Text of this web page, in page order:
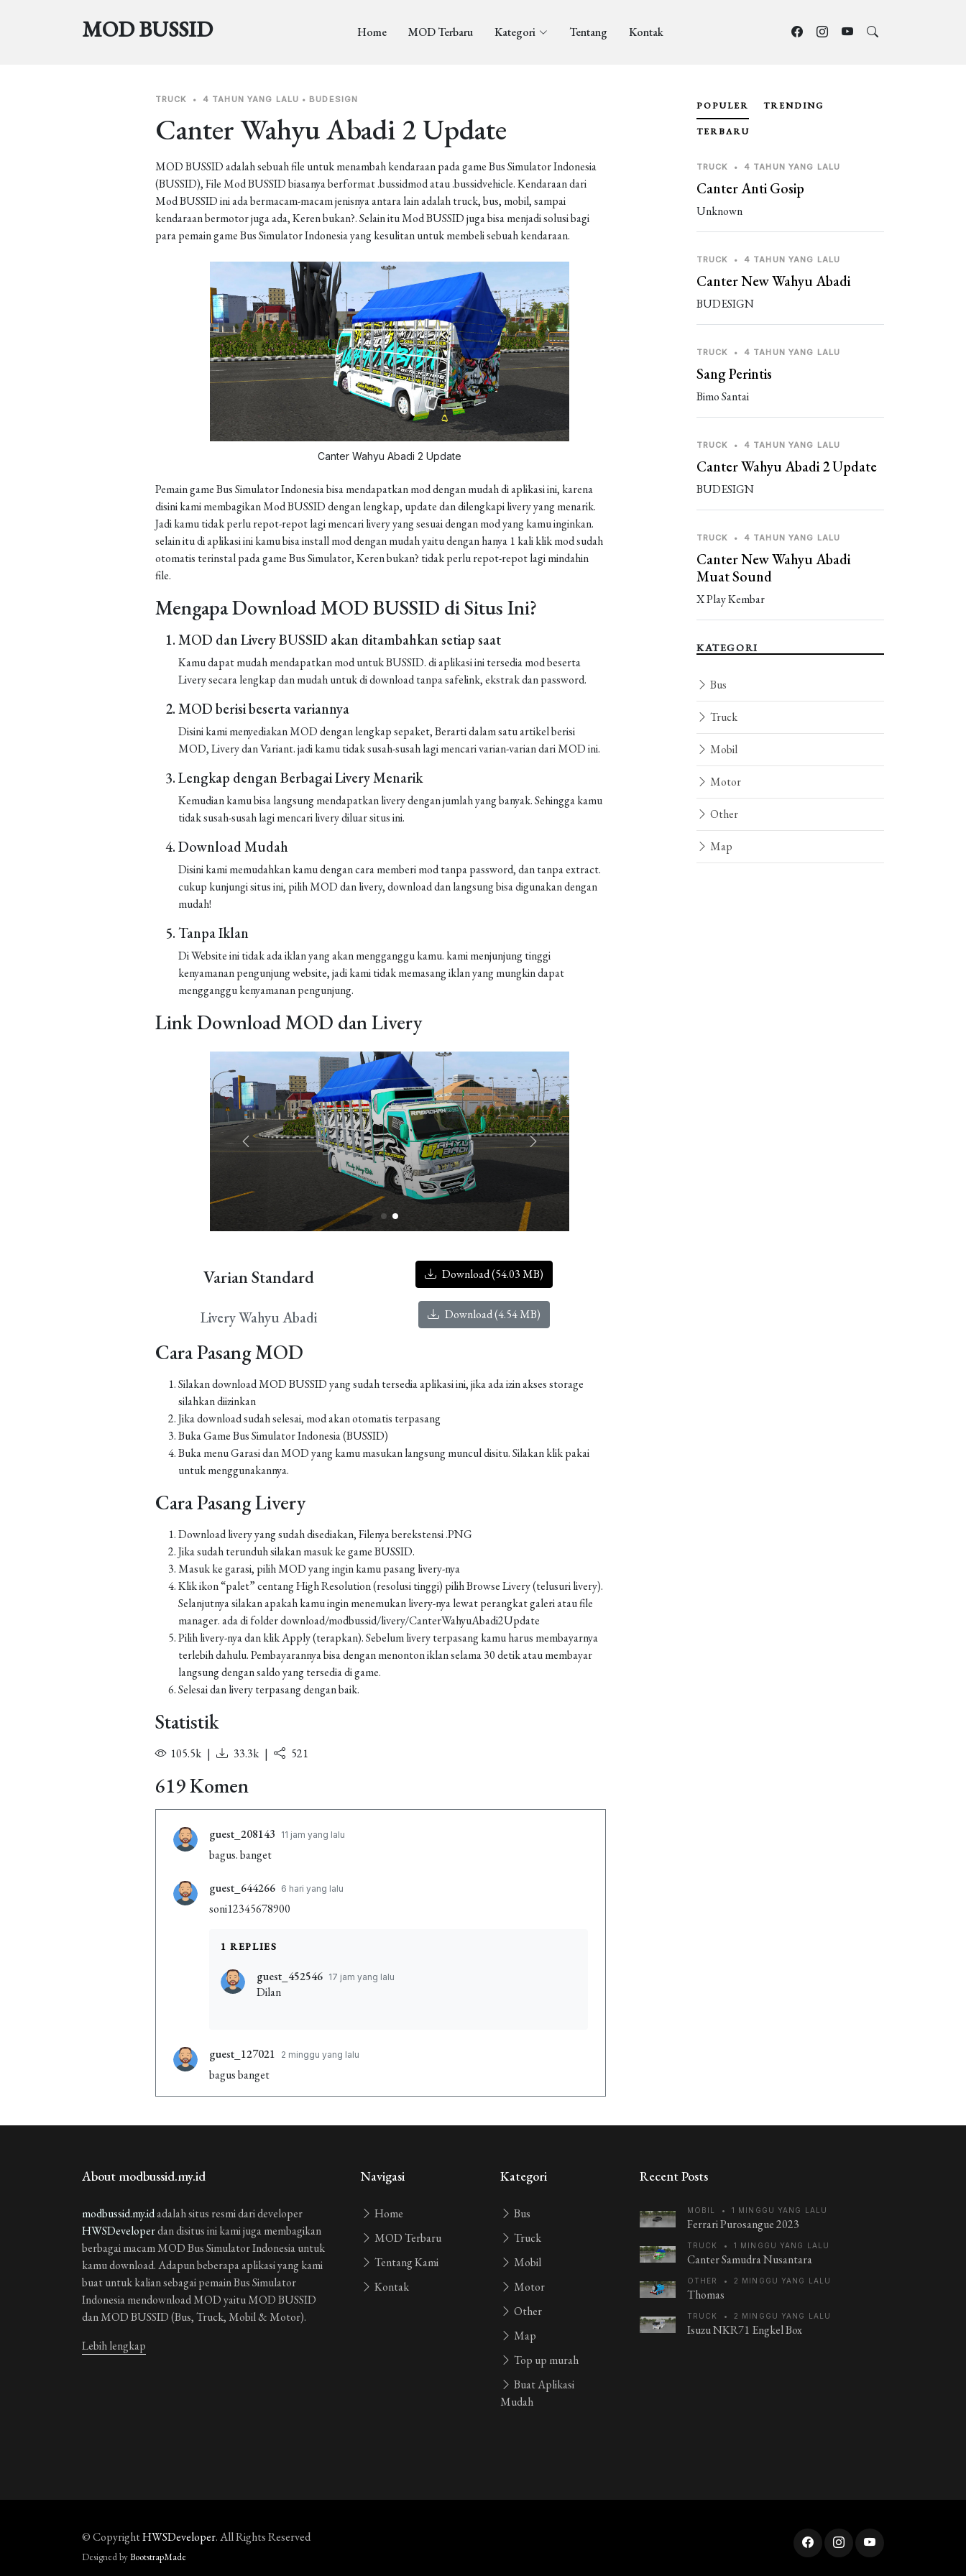
MOD BUSSID Home MOD Terbaru Kategori Tentang Kontak
TRUCK • 4 TAHUN YANG LALU • BUDESIGN
Canter Wahyu Abadi 2 Update
MOD BUSSID adalah sebuah file untuk menambah kendaraan pada game Bus Simulator Indonesia
(BUSSID), File Mod BUSSID biasanya berformat .bussidmod atau .bussidvehicle. Kendaraan dari
Mod BUSSID ini ada bermacam-macam jenisnya antara lain adalah truck, bus, mobil, sampai
kendaraan bermotor juga ada, Keren bukan?. Selain itu Mod BUSSID juga bisa menjadi solusi bagi
para pemain game Bus Simulator Indonesia yang kesulitan untuk membeli sebuah kendaraan.
Canter Wahyu Abadi 2 Update
Pemain game Bus Simulator Indonesia bisa mendapatkan mod dengan mudah di aplikasi ini, karena
disini kami membagikan Mod BUSSID dengan lengkap, update dan dilengkapi livery yang menarik.
Jadi kamu tidak perlu repot-repot lagi mencari livery yang sesuai dengan mod yang kamu inginkan.
selain itu di aplikasi ini kamu bisa install mod dengan mudah yaitu dengan hanya 1 kali klik mod sudah
otomatis terinstal pada game Bus Simulator, Keren bukan? tidak perlu repot-repot lagi mindahin
file.
Mengapa Download MOD BUSSID di Situs Ini?
MOD dan Livery BUSSID akan ditambahkan setiap saat
Kamu dapat mudah mendapatkan mod untuk BUSSID. di aplikasi ini tersedia mod beserta
Livery secara lengkap dan mudah untuk di download tanpa safelink, ekstrak dan password.
MOD berisi beserta variannya
Disini kami menyediakan MOD dengan lengkap sepaket, Berarti dalam satu artikel berisi
MOD, Livery dan Variant. jadi kamu tidak susah-susah lagi mencari varian-varian dari MOD ini.
Lengkap dengan Berbagai Livery Menarik
Kemudian kamu bisa langsung mendapatkan livery dengan jumlah yang banyak. Sehingga kamu
tidak susah-susah lagi mencari livery diluar situs ini.
Download Mudah
Disini kami memudahkan kamu dengan cara memberi mod tanpa password, dan tanpa extract.
cukup kunjungi situs ini, pilih MOD dan livery, download dan langsung bisa digunakan dengan
mudah!
Tanpa Iklan
Di Website ini tidak ada iklan yang akan mengganggu kamu. kami menjunjung tinggi
kenyamanan pengunjung website, jadi kami tidak memasang iklan yang mungkin dapat
mengganggu kenyamanan pengunjung.
Link Download MOD dan Livery
Varian Standard Download (54.03 MB)
Livery Wahyu Abadi Download (4.54 MB)
Cara Pasang MOD
Silakan download MOD BUSSID yang sudah tersedia aplikasi ini, jika ada izin akses storage
silahkan diizinkan
Jika download sudah selesai, mod akan otomatis terpasang
Buka Game Bus Simulator Indonesia (BUSSID)
Buka menu Garasi dan MOD yang kamu masukan langsung muncul disitu. Silakan klik pakai
untuk menggunakannya.
Cara Pasang Livery
Download livery yang sudah disediakan, Filenya berekstensi .PNG
Jika sudah terunduh silakan masuk ke game BUSSID.
Masuk ke garasi, pilih MOD yang ingin kamu pasang livery-nya
Klik ikon “palet” centang High Resolution (resolusi tinggi) pilih Browse Livery (telusuri livery).
Selanjutnya silakan apakah kamu ingin menemukan livery-nya lewat perangkat galeri atau file
manager. ada di folder download/modbussid/livery/CanterWahyuAbadi2Update
Pilih livery-nya dan klik Apply (terapkan). Sebelum livery terpasang kamu harus membayarnya
terlebih dahulu. Pembayarannya bisa dengan menonton iklan selama 30 detik atau membayar
langsung dengan saldo yang tersedia di game.
Selesai dan livery terpasang dengan baik.
Statistik
105.5k | 33.3k | 521
619 Komen
guest_208143 11 jam yang lalu
bagus. banget
guest_644266 6 hari yang lalu
soni12345678900
1 REPLIES
guest_452546 17 jam yang lalu
Dilan
guest_127021 2 minggu yang lalu
bagus banget
bagus. banget
guest_614237 3 minggu yang lalu
Balas
guest_807424 3 minggu yang lalu
bagus banget
guest_818623 3 minggu yang lalu
guest_659085 4 minggu yang lalu
POPULER TRENDING
TERBARU
TRUCK • 4 TAHUN YANG LALU
Canter Anti Gosip
Unknown
TRUCK • 4 TAHUN YANG LALU
Canter New Wahyu Abadi
BUDESIGN
TRUCK • 4 TAHUN YANG LALU
Sang Perintis
Bimo Santai
TRUCK • 4 TAHUN YANG LALU
Canter Wahyu Abadi 2 Update
BUDESIGN
TRUCK • 4 TAHUN YANG LALU
Canter New Wahyu Abadi
Muat Sound
X Play Kembar
KATEGORI
Bus
Truck
Mobil
Motor
Other
Map
About modbussid.my.id
modbussid.my.idadalah situs resmi dari developer
HWSDeveloperdan disitus ini kami juga membagikan
berbagai macam MOD Bus Simulator Indonesia untuk
kamu download. Adapun beberapa aplikasi yang kami
buat untuk kalian sebagai pemain Bus Simulator
Indonesia mendownload MOD yaitu MOD BUSSID
dan MOD BUSSID (Bus, Truck, Mobil & Motor).
Lebih lengkap
Navigasi
Home
MOD Terbaru
Tentang Kami
Kontak
Kategori
Bus
Truck
Mobil
Motor
Other
Map
Top up murah
Buat Aplikasi
Mudah
Recent Posts
MOBIL • 1 MINGGU YANG LALU
Ferrari Purosangue 2023
TRUCK • 1 MINGGU YANG LALU
Canter Samudra Nusantara
OTHER • 2 MINGGU YANG LALU
Thomas
TRUCK • 2 MINGGU YANG LALU
Isuzu NKR71 Engkel Box
© CopyrightHWSDeveloper. All Rights Reserved
Designed byBootstrapMade